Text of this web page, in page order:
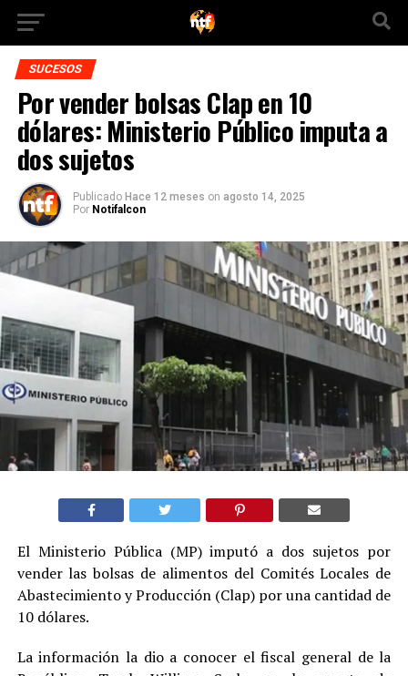
SUCESOS
Por vender bolsas Clap en 10
dólares: Ministerio Público imputa a
dos sujetos
Publicado Hace 12 meses on agosto 14, 2025
Por Notifalcon
El Ministerio Pública (MP) imputó a dos sujetos por
vender las bolsas de alimentos del Comités Locales de
Abastecimiento y Producción (Clap) por una cantidad de
10 dólares.
La información la dio a conocer el fiscal general de la